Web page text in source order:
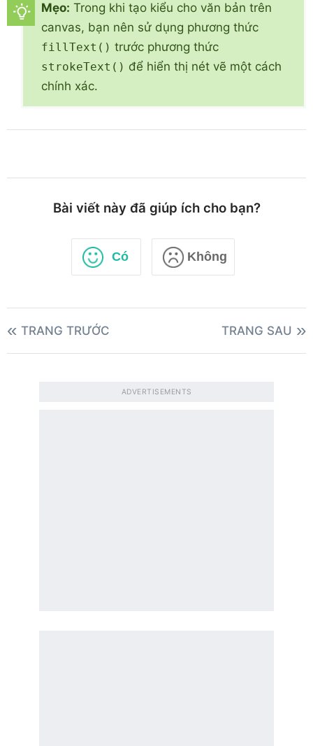
Mẹo: Trong khi tạo kiểu cho văn bản trên
canvas, bạn nên sử dụng phương thức
fillText() trước phương thức
strokeText() để hiển thị nét vẽ một cách
chính xác.
Bài viết này đã giúp ích cho bạn?
Có Không
TRANG TRƯỚC TRANG SAU
ADVERTISEMENTS